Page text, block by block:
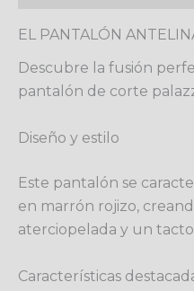
EL PANTALÓN
Descubre la fusión
pantalón de corte
Diseño y estilo
Este pantalón se
en marrón rojizo,
aterciopelada y un
Características